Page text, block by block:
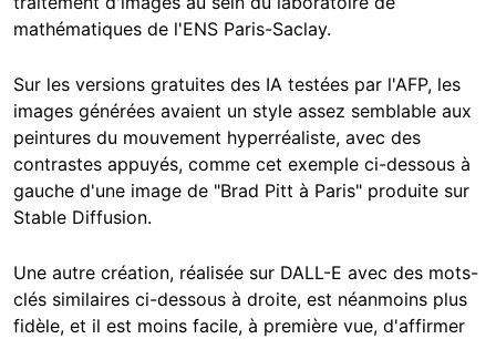
mathématiques de l'ENS Paris-Saclay.
Sur les versions gratuites des IA testées par l'AFP, les
images générées avaient un style assez semblable aux
peintures du mouvement hyperréaliste, avec des
contrastes appuyés, comme cet exemple ci-dessous à
gauche d'une image de "Brad Pitt à Paris" produite sur
Stable Diffusion.
Une autre création, réalisée sur DALL-E avec des mots-
clés similaires ci-dessous à droite, est néanmoins plus
fidèle, et il est moins facile, à première vue, d'affirmer